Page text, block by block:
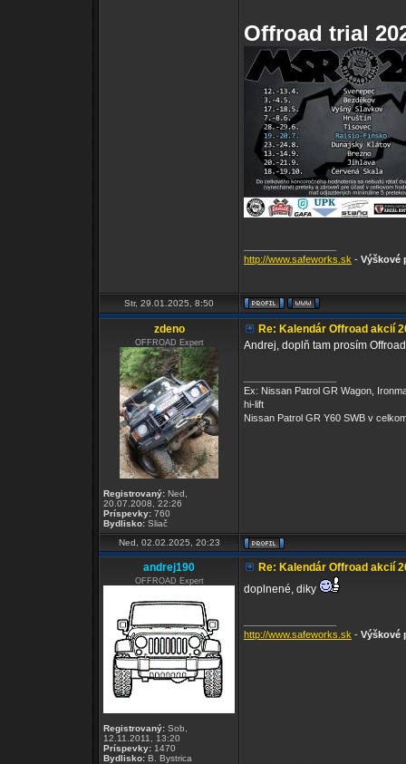
Offroad trial
http://www.safeworks.sk - Výškové
Str, 29.01.2025, 8:50
zdeno
OFFROAD Expert
Registrovaný: Ned,
20.07.2008, 22:26
Príspevky: 760
Bydlisko: Sliač
Re: Kalendár Offroad akcií
Andrej, doplň tam prosím
Ex: Nissan Patrol GR Wagon,
hi-lift
Nissan Patrol GR Y60 SWB v
Ned, 02.02.2025, 20:23
andrej190
OFFROAD Expert
Registrovaný: Sob,
12.11.2011, 13:20
Príspevky: 1470
Bydlisko: B. Bystrica
Re: Kalendár Offroad akcií
doplnené, diky
http://www.safeworks.sk - Výškové